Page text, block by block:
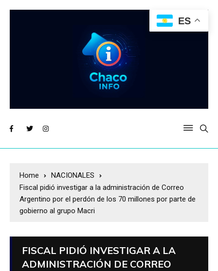
Home
NACIONALES
Fiscal pidió investigar a la administración de Correo
Argentino por el perdón de los 70 millones por parte de
gobierno al grupo Macri
FISCAL PIDIÓ INVESTIGAR A LA
ADMINISTRACIÓN DE CORREO
ES